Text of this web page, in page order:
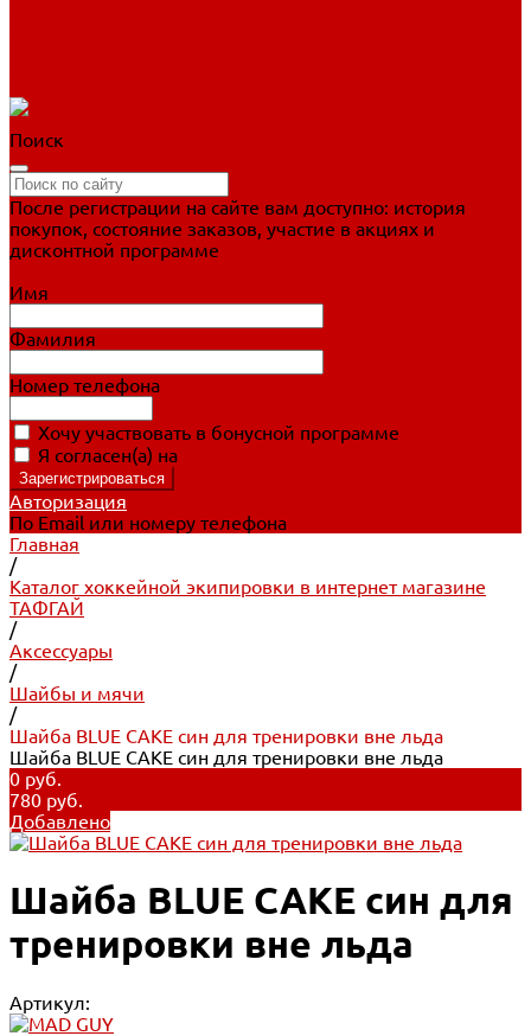
Поиск
После регистрации на сайте вам доступно: история
покупок, состояние заказов, участие в акциях и
дисконтной программе
Имя
Фамилия
Номер телефона
Хочу участвовать в бонусной программе
Я согласен(а) на
Авторизация
По Email или номеру телефона
Главная
/
Каталог хоккейной экипировки в интернет магазине
ТАФГАЙ
/
Аксессуары
/
Шайбы и мячи
/
Шайба BLUE CAKE син для тренировки вне льда
Шайба BLUE CAKE син для тренировки вне льда
0 руб.
780 руб.
Добавлено
Шайба BLUE CAKE син для
тренировки вне льда
Артикул: